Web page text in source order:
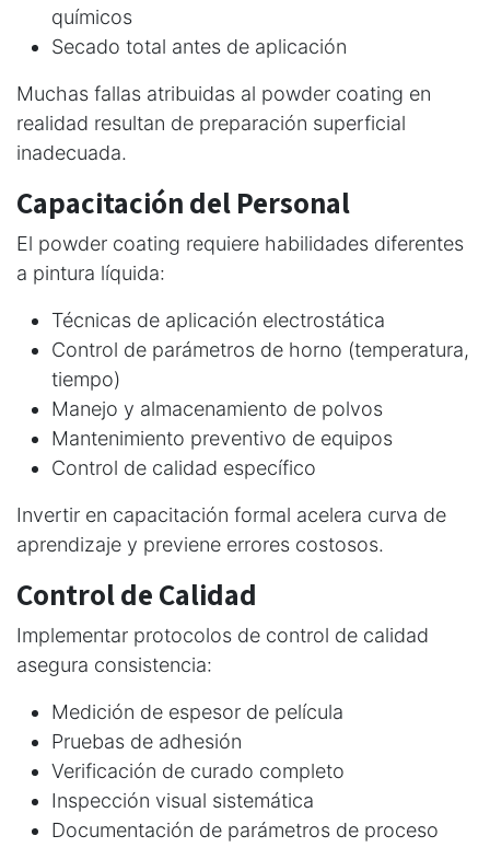
químicos
Secado total antes de aplicación
Muchas fallas atribuidas al powder coating en
realidad resultan de preparación superficial
inadecuada.
Capacitación del Personal
El powder coating requiere habilidades diferentes
a pintura líquida:
Técnicas de aplicación electrostática
Control de parámetros de horno (temperatura,
tiempo)
Manejo y almacenamiento de polvos
Mantenimiento preventivo de equipos
Control de calidad específico
Invertir en capacitación formal acelera curva de
aprendizaje y previene errores costosos.
Control de Calidad
Implementar protocolos de control de calidad
asegura consistencia:
Medición de espesor de película
Pruebas de adhesión
Verificación de curado completo
Inspección visual sistemática
Documentación de parámetros de proceso